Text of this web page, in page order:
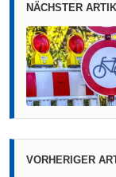
NÄCHSTER
VORHERIGER